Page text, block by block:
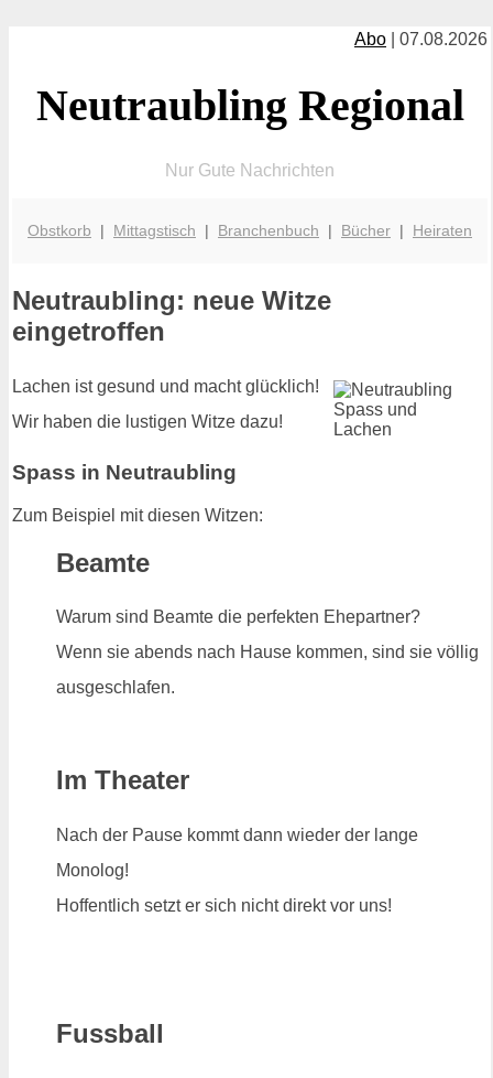
Abo | 07.08.2026
Neutraubling Regional
Nur Gute Nachrichten
Obstkorb | Mittagstisch | Branchenbuch | Bücher | Heiraten
Neutraubling: neue Witze
eingetroffen
Lachen ist gesund und macht glücklich!
Wir haben die lustigen Witze dazu!
Spass in Neutraubling
Zum Beispiel mit diesen Witzen:
Beamte
Warum sind Beamte die perfekten Ehepartner?
Wenn sie abends nach Hause kommen, sind sie völlig
ausgeschlafen.
Im Theater
Nach der Pause kommt dann wieder der lange
Monolog!
Hoffentlich setzt er sich nicht direkt vor uns!
Fussball